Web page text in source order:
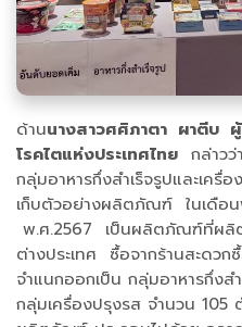
ด้านนางสาวศศิภาตา ผาตีบ
โรคไตแห่งประเทศไทย กล่าวว่
กลุ่มอาหารกึ่งสำเร็จรูปและเค
เก็บตัวอย่างผลิตภัณฑ์ ในเดือ
พ.ศ.2567 เป็นผลิตภัณฑ์ที่ผลิตใ
ต่างประเทศ ซื้อจากร้านสะดวก
จำแนกออกเป็น กลุ่มอาหารกึ่ง
กลุ่มเครื่องปรุงรส จำนวน